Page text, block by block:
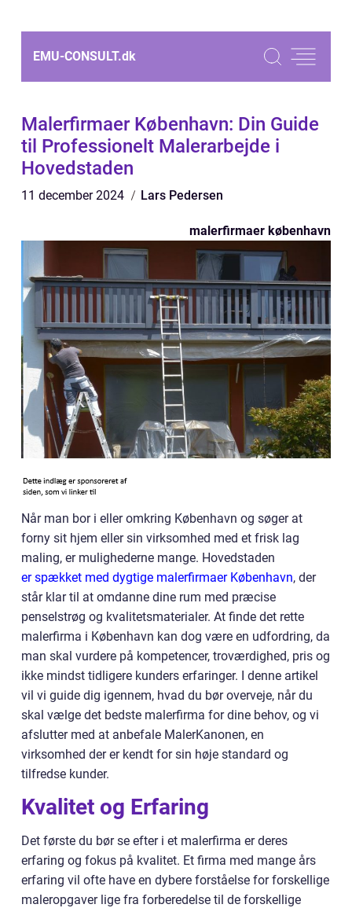
EMU-CONSULT.dk
Malerfirmaer København: Din Guide
til Professionelt Malerarbejde i
Hovedstaden
11 december 2024 Lars Pedersen
malerfirmaer københavn
Når man bor i eller omkring København og søger at
forny sit hjem eller sin virksomhed med et frisk lag
maling, er mulighederne mange. Hovedstaden
er spækket med dygtige malerfirmaer København, der
står klar til at omdanne dine rum med præcise
penselstrøg og kvalitetsmaterialer. At finde det rette
malerfirma i København kan dog være en udfordring, da
man skal vurdere på kompetencer, troværdighed, pris og
ikke mindst tidligere kunders erfaringer. I denne artikel
vil vi guide dig igennem, hvad du bør overveje, når du
skal vælge det bedste malerfirma for dine behov, og vi
afslutter med at anbefale MalerKanonen, en
virksomhed der er kendt for sin høje standard og
tilfredse kunder.
Kvalitet og Erfaring
Det første du bør se efter i et malerfirma er deres
erfaring og fokus på kvalitet. Et firma med mange års
erfaring vil ofte have en dybere forståelse for forskellige
maleropgaver lige fra forberedelse til de forskellige